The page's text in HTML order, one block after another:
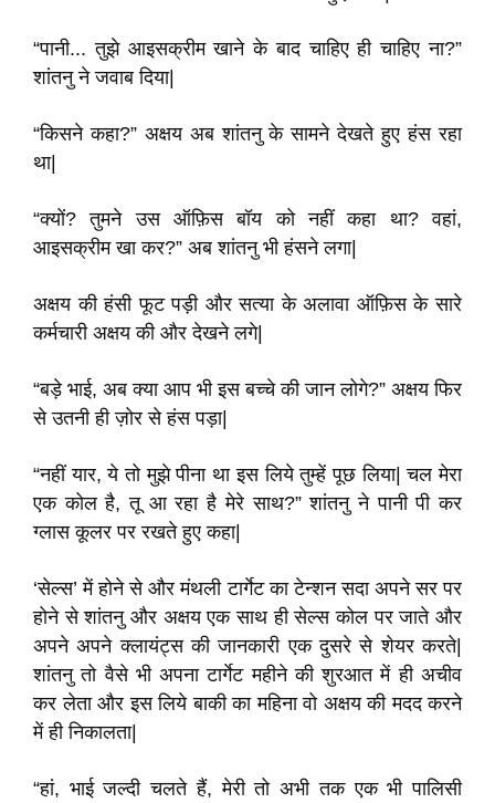
“पानी... तुझे आइसक्रीम खाने के बाद चाहिए ही चाहिए ना?”
शांतनु ने जवाब दिया|
“किसने कहा?” अक्षय अब शांतनु के सामने देखते हुए हंस रहा
था|
“क्यों? तुमने उस ऑफ़िस बॉय को नहीं कहा था? वहां,
आइसक्रीम खा कर?” अब शांतनु भी हंसने लगा|
अक्षय की हंसी फूट पड़ी और सत्या के अलावा ऑफ़िस के सारे
कर्मचारी अक्षय की और देखने लगे|
“बड़े भाई, अब क्या आप भी इस बच्चे की जान लोगे?” अक्षय फिर
से उतनी ही ज़ोर से हंस पड़ा|
“नहीं यार, ये तो मुझे पीना था इस लिये तुम्हें पूछ लिया| चल मेरा
एक कोल है, तू आ रहा है मेरे साथ?” शांतनु ने पानी पी कर
ग्लास कूलर पर रखते हुए कहा|
‘सेल्स’ में होने से और मंथली टार्गेट का टेन्शन सदा अपने सर पर
होने से शांतनु और अक्षय एक साथ ही सेल्स कोल पर जाते और
अपने अपने क्लायंट्स की जानकारी एक दुसरे से शेयर करते|
शांतनु तो वैसे भी अपना टार्गेट महीने की शुरआत में ही अचीव
कर लेता और इस लिये बाकी का महिना वो अक्षय की मदद करने
में ही निकालता|
“हां, भाई जल्दी चलते हैं, मेरी तो अभी तक एक भी पालिसी